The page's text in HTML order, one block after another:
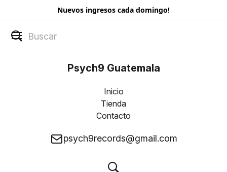
Nuevos ingresos cada domingo!
Psych9 Guatemala
Inicio
Tienda
Contacto
psych9records@gmail.com